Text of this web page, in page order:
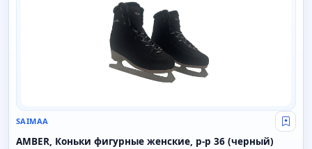
SAIMAA Свой
AMBER, Коньки фигурные женские, р-р 36 (черный)